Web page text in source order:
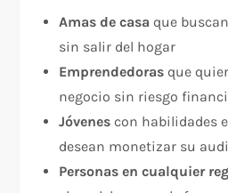
Amas de casa que
sin salir del hogar
Emprendedoras que
negocio sin riesgo
Jóvenes con habilidades
desean monetizar su
Personas en cualquier